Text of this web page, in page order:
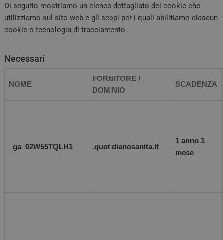
Di seguito mostriamo un elenco dettagliato dei cookie che
utilizziamo sul sito web e gli scopi per i quali abilitiamo ciascun
cookie o tecnologia di tracciamento.
Necessari
NOME
FORNITORE /
DOMINIO
SCADENZA
_ga_02W55TQLH1 .quotidianosanita.it
1 anno 1
mese